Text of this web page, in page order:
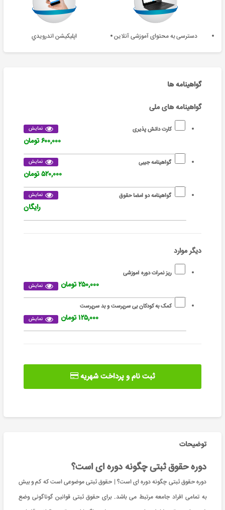
دسترسی به محتوای آموزشی آنلاین اپليکيشن اندرويدي
گواهینامه ها
گواهینامه های ملی
کارت دانش پذیری نمایش
۶۰۰,۰۰۰ تومان
گواهینامه جیبی نمایش
۵۲۰,۰۰۰ تومان
گواهینامه دو امضا حقوق نمایش
رایگان
دیگر موارد
ریز نمرات دوره آموزشی
نمایش ۲۵۰,۰۰۰ تومان
کمک به کودکان بی سرپرست و بد سرپرست
نمایش ۱۲۵,۰۰۰ تومان
ثبت نام و پرداخت شهریه
توضیحات
دوره حقوق ثبتی چگونه دوره ای است؟
دوره حقوق ثبتی چگونه دوره ای است؟ | حقوق‌ ثبتی موضوعی‌ است که کم و بیش
به تمامی افراد جامعه مرتبط می باشد. برای حقوق ثبتی قوانین گوناگونی وضع